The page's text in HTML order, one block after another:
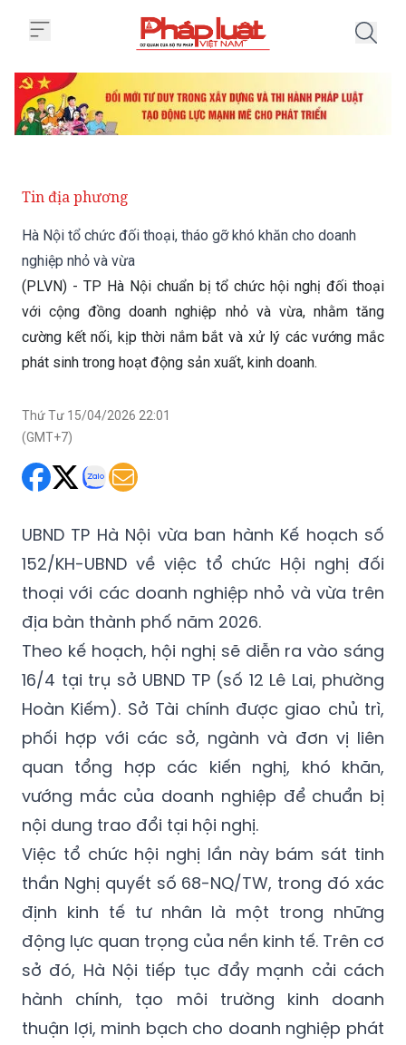
Tin địa phương
Hà Nội tổ chức đối thoại, tháo gỡ khó khăn cho doanh
nghiệp nhỏ và vừa
(PLVN) - TP Hà Nội chuẩn bị tổ chức hội nghị đối thoại
với cộng đồng doanh nghiệp nhỏ và vừa, nhằm tăng
cường kết nối, kịp thời nắm bắt và xử lý các vướng mắc
phát sinh trong hoạt động sản xuất, kinh doanh.
Thứ Tư 15/04/2026 22:01
(GMT+7)
UBND TP Hà Nội vừa ban hành Kế hoạch số
152/KH-UBND về việc tổ chức Hội nghị đối
thoại với các doanh nghiệp nhỏ và vừa trên
địa bàn thành phố năm 2026.
Theo kế hoạch, hội nghị sẽ diễn ra vào sáng
16/4 tại trụ sở UBND TP (số 12 Lê Lai, phường
Hoàn Kiếm). Sở Tài chính được giao chủ trì,
phối hợp với các sở, ngành và đơn vị liên
quan tổng hợp các kiến nghị, khó khăn,
vướng mắc của doanh nghiệp để chuẩn bị
nội dung trao đổi tại hội nghị.
Việc tổ chức hội nghị lần này bám sát tinh
thần Nghị quyết số 68-NQ/TW, trong đó xác
định kinh tế tư nhân là một trong những
động lực quan trọng của nền kinh tế. Trên cơ
sở đó, Hà Nội tiếp tục đẩy mạnh cải cách
hành chính, tạo môi trường kinh doanh
thuận lợi, minh bạch cho doanh nghiệp phát